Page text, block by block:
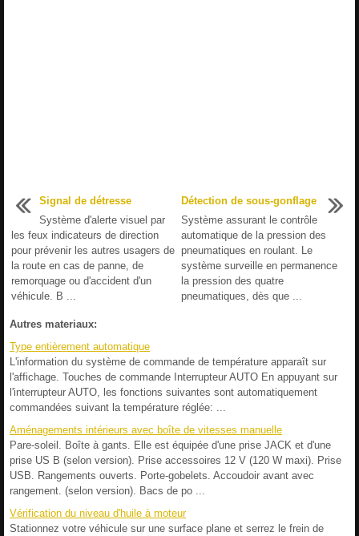
Signal de détresse
Système d'alerte visuel par
les feux indicateurs de direction
pour prévenir les autres usagers de
la route en cas de panne, de
remorquage ou d'accident d'un
véhicule. B ...
Détection de sous-gonflage
Système assurant le contrôle
automatique de la pression des
pneumatiques en roulant. Le
système surveille en permanence
la pression des quatre
pneumatiques, dès que ...
Autres materiaux:
Type entièrement automatique
L'information du système de commande de température apparaît sur
l'affichage. Touches de commande Interrupteur AUTO En appuyant sur
l'interrupteur AUTO, les fonctions suivantes sont automatiquement
commandées suivant la température réglée: ...
Aménagements intérieurs avec boîte de vitesses manuelle
Pare-soleil. Boîte à gants. Elle est équipée d'une prise JACK et d'une
prise US B (selon version). Prise accessoires 12 V (120 W maxi). Prise
USB. Rangements ouverts. Porte-gobelets. Accoudoir avant avec
rangement. (selon version). Bacs de po ...
Vérification du niveau d'huile à moteur
Stationnez votre véhicule sur une surface plane et serrez le frein de